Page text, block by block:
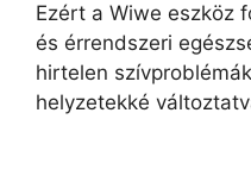
Ezért a Wiwe eszköz
és érrendszeri
hirtelen
helyzetekké